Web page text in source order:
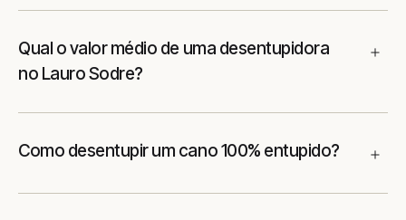
Qual o valor médio de uma desentupidora
no Lauro Sodre?
Como desentupir um cano 100% entupido?